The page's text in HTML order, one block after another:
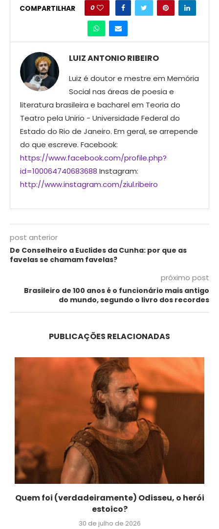
COMPARTILHAR 0
LUIZ ANTONIO RIBEIRO
Luiz é doutor e mestre em Memória
Social nas áreas de poesia e
literatura brasileira e bacharel em Teoria do
Teatro pela Unirio - Universidade Federal do
Estado do Rio de Janeiro. Em geral, se arrepende
do que escreve. Facebook:
https://www.facebook.com/profile.php?
id=100064740683688 Instagram:
http://www.instagram.com/ziul.ribeiro
post anterior
De Conselheiro a Euclides da Cunha: por que as
favelas se chamam favelas?
próximo post
Brasileiro de 100 anos é o funcionário mais antigo
do mundo, segundo o livro dos recordes
PUBLICAÇÕES RELACIONADAS
Quem foi (verdadeiramente) Odisseu, o herói
estoico?
30 de julho de 2026